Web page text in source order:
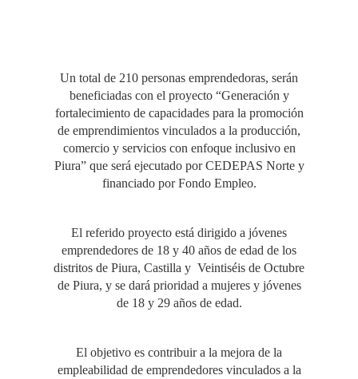
Un total de 210 personas emprendedoras, serán
beneficiadas con el proyecto “Generación y
fortalecimiento de capacidades para la promoción
de emprendimientos vinculados a la producción,
comercio y servicios con enfoque inclusivo en
Piura” que será ejecutado por CEDEPAS Norte y
financiado por Fondo Empleo.
El referido proyecto está dirigido a jóvenes
emprendedores de 18 y 40 años de edad de los
distritos de Piura, Castilla y Veintiséis de Octubre
de Piura, y se dará prioridad a mujeres y jóvenes
de 18 y 29 años de edad.
El objetivo es contribuir a la mejora de la
empleabilidad de emprendedores vinculados a la